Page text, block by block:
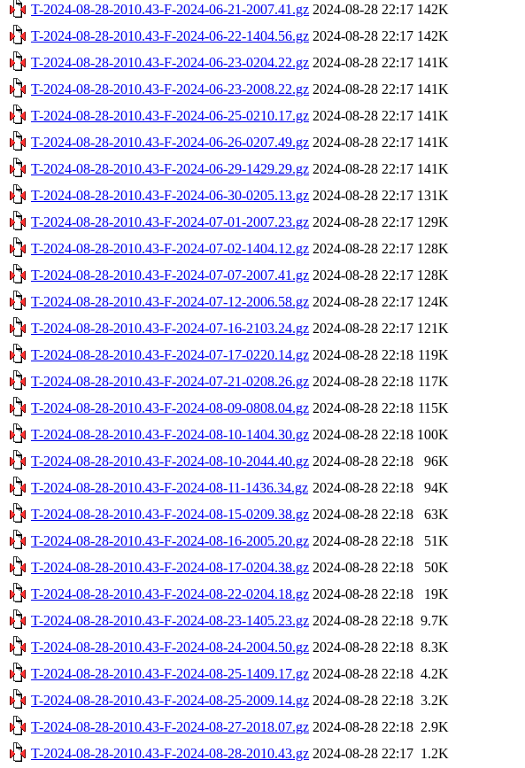
T-2024-08-28-2010.43-F-2024-06-21-2007.41.gz 2024-08-28 22:17 142K
T-2024-08-28-2010.43-F-2024-06-22-1404.56.gz 2024-08-28 22:17 142K
T-2024-08-28-2010.43-F-2024-06-23-0204.22.gz 2024-08-28 22:17 141K
T-2024-08-28-2010.43-F-2024-06-23-2008.22.gz 2024-08-28 22:17 141K
T-2024-08-28-2010.43-F-2024-06-25-0210.17.gz 2024-08-28 22:17 141K
T-2024-08-28-2010.43-F-2024-06-26-0207.49.gz 2024-08-28 22:17 141K
T-2024-08-28-2010.43-F-2024-06-29-1429.29.gz 2024-08-28 22:17 141K
T-2024-08-28-2010.43-F-2024-06-30-0205.13.gz 2024-08-28 22:17 131K
T-2024-08-28-2010.43-F-2024-07-01-2007.23.gz 2024-08-28 22:17 129K
T-2024-08-28-2010.43-F-2024-07-02-1404.12.gz 2024-08-28 22:17 128K
T-2024-08-28-2010.43-F-2024-07-07-2007.41.gz 2024-08-28 22:17 128K
T-2024-08-28-2010.43-F-2024-07-12-2006.58.gz 2024-08-28 22:17 124K
T-2024-08-28-2010.43-F-2024-07-16-2103.24.gz 2024-08-28 22:17 121K
T-2024-08-28-2010.43-F-2024-07-17-0220.14.gz 2024-08-28 22:18 119K
T-2024-08-28-2010.43-F-2024-07-21-0208.26.gz 2024-08-28 22:18 117K
T-2024-08-28-2010.43-F-2024-08-09-0808.04.gz 2024-08-28 22:18 115K
T-2024-08-28-2010.43-F-2024-08-10-1404.30.gz 2024-08-28 22:18 100K
T-2024-08-28-2010.43-F-2024-08-10-2044.40.gz 2024-08-28 22:18
96K
T-2024-08-28-2010.43-F-2024-08-11-1436.34.gz 2024-08-28 22:18
94K
T-2024-08-28-2010.43-F-2024-08-15-0209.38.gz 2024-08-28 22:18
63K
T-2024-08-28-2010.43-F-2024-08-16-2005.20.gz 2024-08-28 22:18
51K
T-2024-08-28-2010.43-F-2024-08-17-0204.38.gz 2024-08-28 22:18
50K
T-2024-08-28-2010.43-F-2024-08-22-0204.18.gz 2024-08-28 22:18
19K
T-2024-08-28-2010.43-F-2024-08-23-1405.23.gz 2024-08-28 22:18 9.7K
T-2024-08-28-2010.43-F-2024-08-24-2004.50.gz 2024-08-28 22:18 8.3K
T-2024-08-28-2010.43-F-2024-08-25-1409.17.gz 2024-08-28 22:18 4.2K
T-2024-08-28-2010.43-F-2024-08-25-2009.14.gz 2024-08-28 22:18 3.2K
T-2024-08-28-2010.43-F-2024-08-27-2018.07.gz 2024-08-28 22:18 2.9K
T-2024-08-28-2010.43-F-2024-08-28-2010.43.gz 2024-08-28 22:17 1.2K